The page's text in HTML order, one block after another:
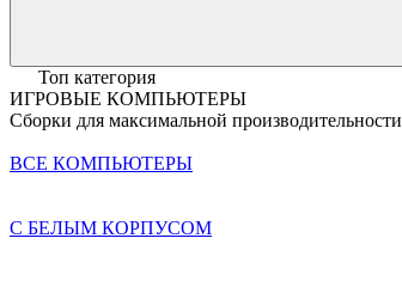
Топ категория
ИГРОВЫЕ КОМПЬЮТЕРЫ
Сборки для максимальной производительности
ВСЕ КОМПЬЮТЕРЫ
С БЕЛЫМ КОРПУСОМ